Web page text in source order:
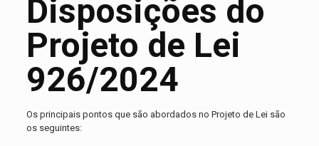
Disposições do
Projeto de Lei
926/2024
Os principais pontos que são abordados no Projeto de Lei são
os seguintes: